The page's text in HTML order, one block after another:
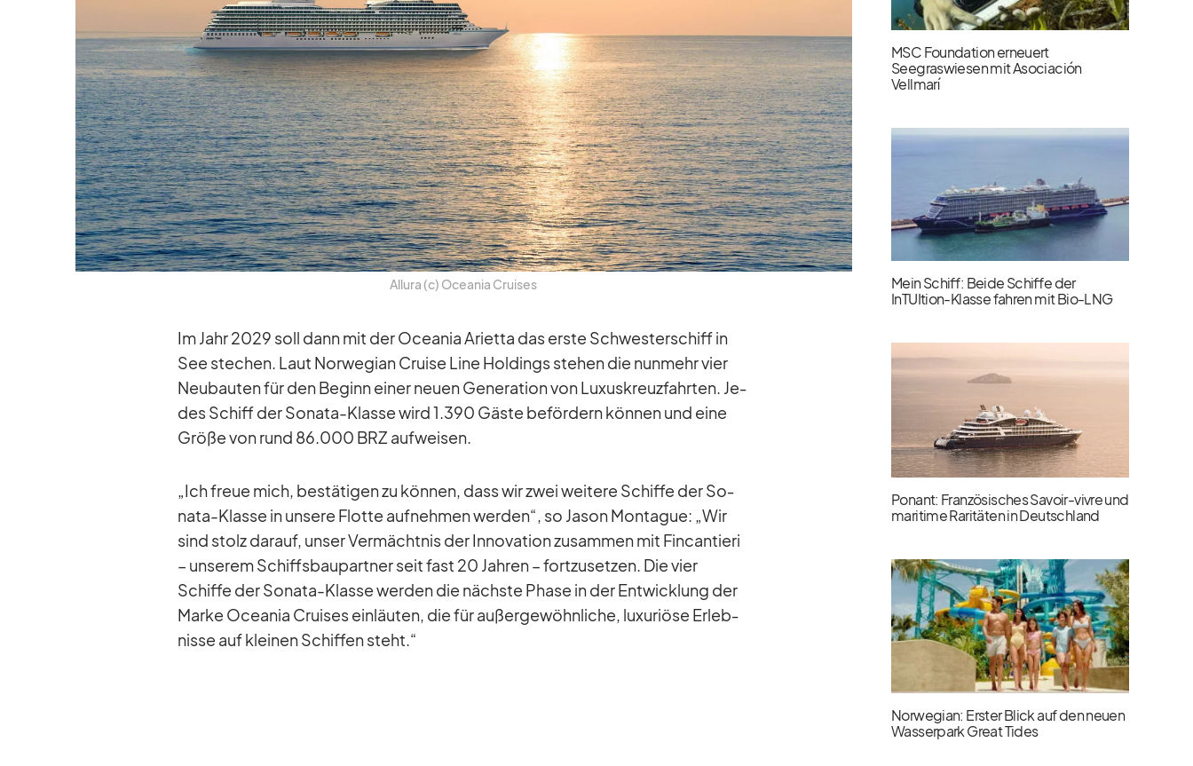
Al­lura (c) Ocea­nia Crui­ses
Im Jahr 2029 soll dann mit der Ocea­nia Ari­etta das erste Schwes­ter­schiff in
See ste­chen. Laut Nor­we­gian Cruise Line Hol­dings ste­hen die nun­mehr vier
Neu­bau­ten für den Be­ginn ei­ner neuen Ge­ne­ra­tion von Lu­xus­kreuz­fahr­ten. Je­
des Schiff der So­nata-Klasse wird 1.390 Gäste be­för­dern kön­nen und eine
Größe von rund 86.000 BRZ auf­wei­sen.
„Ich freue mich, be­stä­ti­gen zu kön­nen, dass wir zwei wei­tere Schiffe der So­
nata-Klasse in un­sere Flotte auf­neh­men wer­den“, so Ja­son Mon­ta­gue: „Wir
sind stolz dar­auf, un­ser Ver­mächt­nis der In­no­va­tion zu­sam­men mit Fin­can­tieri
– un­se­rem Schiffs­bau­part­ner seit fast 20 Jah­ren – fort­zu­set­zen. Die vier
Schiffe der So­nata-Klasse wer­den die nächste Phase in der Ent­wick­lung der
Marke Ocea­nia Crui­ses ein­läu­ten, die für au­ßer­ge­wöhn­li­che, lu­xu­riöse Er­leb­
nisse auf klei­nen Schif­fen steht.“
MSC Foundation erneuert
Seegraswiesen mit Asociación
Vellmarí
Mein Schiff: Beide Schiffe der
InTUItion-Klasse fahren mit Bio-LNG
Ponant: Französisches Savoir-vivre und
maritime Raritäten in Deutschland
Norwegian: Erster Blick auf den neuen
Wasserpark Great Tides